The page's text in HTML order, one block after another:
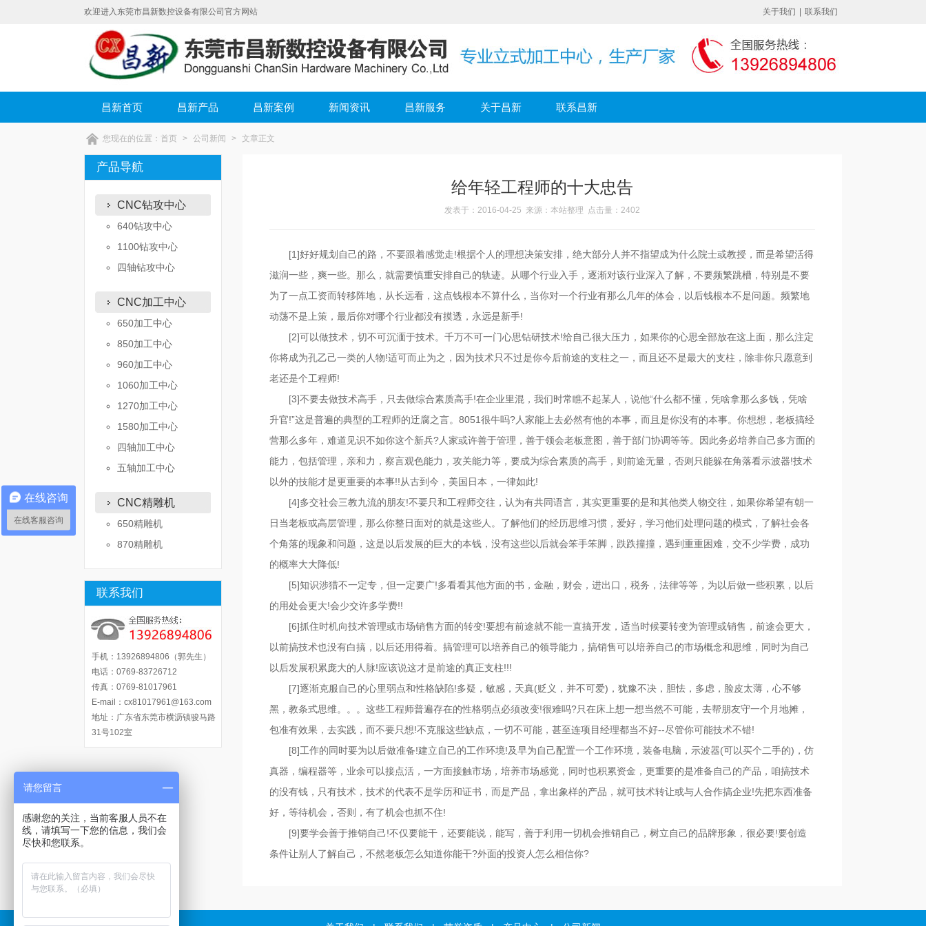
关于我们 联系我们
欢迎进入东莞市昌新数控设备有限公司官方网站
昌新首页 昌新产品 昌新案例 新闻资讯 昌新服务 关于昌新 联系昌新
您现在的位置： 首页 > 公司新闻 > 文章正文
产品导航
CNC钻攻中心
640钻攻中心
1100钻攻中心
四轴钻攻中心
CNC加工中心
650加工中心
850加工中心
960加工中心
1060加工中心
1270加工中心
1580加工中心
四轴加工中心
五轴加工中心
CNC精雕机
650精雕机
870精雕机
联系我们
手机：13926894806（郭先生）
电话：0769-83726712
传真：0769-81017961
E-mail：cx81017961@163.com
地址：广东省东莞市横沥镇骏马路
31号102室
给年轻工程师的十大忠告
发表于：2016-04-25 来源：本站整理 点击量：2402
[1]好好规划自己的路，不要跟着感觉走!根据个人的理想决策安排，绝大部分人并不指望成为什么院士或教授，而是希望活得
滋润一些，爽一些。那么，就需要慎重安排自己的轨迹。从哪个行业入手，逐渐对该行业深入了解，不要频繁跳槽，特别是不要
为了一点工资而转移阵地，从长远看，这点钱根本不算什么，当你对一个行业有那么几年的体会，以后钱根本不是问题。频繁地
动荡不是上策，最后你对哪个行业都没有摸透，永远是新手!
[2]可以做技术，切不可沉湎于技术。千万不可一门心思钻研技术!给自己很大压力，如果你的心思全部放在这上面，那么注定
你将成为孔乙己一类的人物!适可而止为之，因为技术只不过是你今后前途的支柱之一，而且还不是最大的支柱，除非你只愿意到
老还是个工程师!
[3]不要去做技术高手，只去做综合素质高手!在企业里混，我们时常瞧不起某人，说他“什么都不懂，凭啥拿那么多钱，凭啥
升官!”这是普遍的典型的工程师的迂腐之言。8051很牛吗?人家能上去必然有他的本事，而且是你没有的本事。你想想，老板搞经
营那么多年，难道见识不如你这个新兵?人家或许善于管理，善于领会老板意图，善于部门协调等等。因此务必培养自己多方面的
能力，包括管理，亲和力，察言观色能力，攻关能力等，要成为综合素质的高手，则前途无量，否则只能躲在角落看示波器!技术
以外的技能才是更重要的本事!!从古到今，美国日本，一律如此!
[4]多交社会三教九流的朋友!不要只和工程师交往，认为有共同语言，其实更重要的是和其他类人物交往，如果你希望有朝一
日当老板或高层管理，那么你整日面对的就是这些人。了解他们的经历思维习惯，爱好，学习他们处理问题的模式，了解社会各
个角落的现象和问题，这是以后发展的巨大的本钱，没有这些以后就会笨手笨脚，跌跌撞撞，遇到重重困难，交不少学费，成功
的概率大大降低!
[5]知识涉猎不一定专，但一定要广!多看看其他方面的书，金融，财会，进出口，税务，法律等等，为以后做一些积累，以后
的用处会更大!会少交许多学费!!
[6]抓住时机向技术管理或市场销售方面的转变!要想有前途就不能一直搞开发，适当时候要转变为管理或销售，前途会更大，
以前搞技术也没有白搞，以后还用得着。搞管理可以培养自己的领导能力，搞销售可以培养自己的市场概念和思维，同时为自己
以后发展积累庞大的人脉!应该说这才是前途的真正支柱!!!
[7]逐渐克服自己的心里弱点和性格缺陷!多疑，敏感，天真(贬义，并不可爱)，犹豫不决，胆怯，多虑，脸皮太薄，心不够
黑，教条式思维。。。这些工程师普遍存在的性格弱点必须改变!很难吗?只在床上想一想当然不可能，去帮朋友守一个月地摊，
包准有效果，去实践，而不要只想!不克服这些缺点，一切不可能，甚至连项目经理都当不好--尽管你可能技术不错!
[8]工作的同时要为以后做准备!建立自己的工作环境!及早为自己配置一个工作环境，装备电脑，示波器(可以买个二手的)，仿
真器，编程器等，业余可以接点活，一方面接触市场，培养市场感觉，同时也积累资金，更重要的是准备自己的产品，咱搞技术
的没有钱，只有技术，技术的代表不是学历和证书，而是产品，拿出象样的产品，就可技术转让或与人合作搞企业!先把东西准备
好，等待机会，否则，有了机会也抓不住!
[9]要学会善于推销自己!不仅要能干，还要能说，能写，善于利用一切机会推销自己，树立自己的品牌形象，很必要!要创造
条件让别人了解自己，不然老板怎么知道你能干?外面的投资人怎么相信你?
在线咨询
在线客服咨询
请您留言
感谢您的关注，当前客服人员不在
线，请填写一下您的信息，我们会
尽快和您联系。